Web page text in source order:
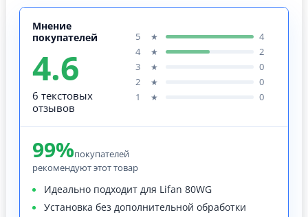
Мнение
покупателей
4.6
6 текстовых
отзывов
5 ★
4
4
★
2
3
★
0
2
★
0
1
★ 0
99%покупателей
рекомендуют этот товар
Идеально подходит для Lifan 80WG
Установка без дополнительной обработки